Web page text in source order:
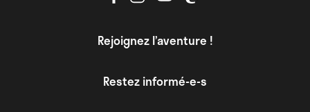
Rejoignez l’aventure !
Restez informé-e-s